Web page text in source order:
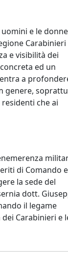
e le donne
Carabinieri
e visibilità dei
ed un
a
genere,
che ai
di Comando e
la sede del
dott.
il legame
Carabinieri e